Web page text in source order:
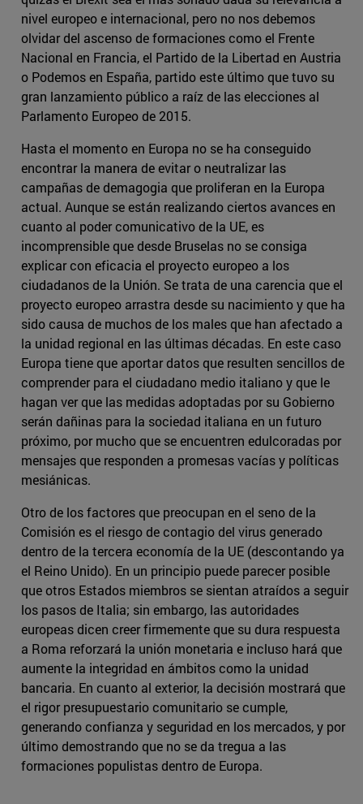
nivel europeo e internacional, pero no nos debemos
olvidar del ascenso de formaciones como el Frente
Nacional en Francia, el Partido de la Libertad en Austria
o Podemos en España, partido este último que tuvo su
gran lanzamiento público a raíz de las elecciones al
Parlamento Europeo de 2015.
Hasta el momento en Europa no se ha conseguido
encontrar la manera de evitar o neutralizar las
campañas de demagogia que proliferan en la Europa
actual. Aunque se están realizando ciertos avances en
cuanto al poder comunicativo de la UE, es
incomprensible que desde Bruselas no se consiga
explicar con eficacia el proyecto europeo a los
ciudadanos de la Unión. Se trata de una carencia que el
proyecto europeo arrastra desde su nacimiento y que ha
sido causa de muchos de los males que han afectado a
la unidad regional en las últimas décadas. En este caso
Europa tiene que aportar datos que resulten sencillos de
comprender para el ciudadano medio italiano y que le
hagan ver que las medidas adoptadas por su Gobierno
serán dañinas para la sociedad italiana en un futuro
próximo, por mucho que se encuentren edulcoradas por
mensajes que responden a promesas vacías y políticas
mesiánicas.
Otro de los factores que preocupan en el seno de la
Comisión es el riesgo de contagio del virus generado
dentro de la tercera economía de la UE (descontando ya
el Reino Unido). En un principio puede parecer posible
que otros Estados miembros se sientan atraídos a seguir
los pasos de Italia; sin embargo, las autoridades
europeas dicen creer firmemente que su dura respuesta
a Roma reforzará la unión monetaria e incluso hará que
aumente la integridad en ámbitos como la unidad
bancaria. En cuanto al exterior, la decisión mostrará que
el rigor presupuestario comunitario se cumple,
generando confianza y seguridad en los mercados, y por
último demostrando que no se da tregua a las
formaciones populistas dentro de Europa.